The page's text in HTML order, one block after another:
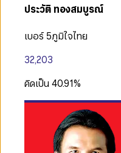
ประวัติ ทองสมบูรณ์
เบอร์ 5ภูมิใจไทย
32,203
คิดเป็น40.91%